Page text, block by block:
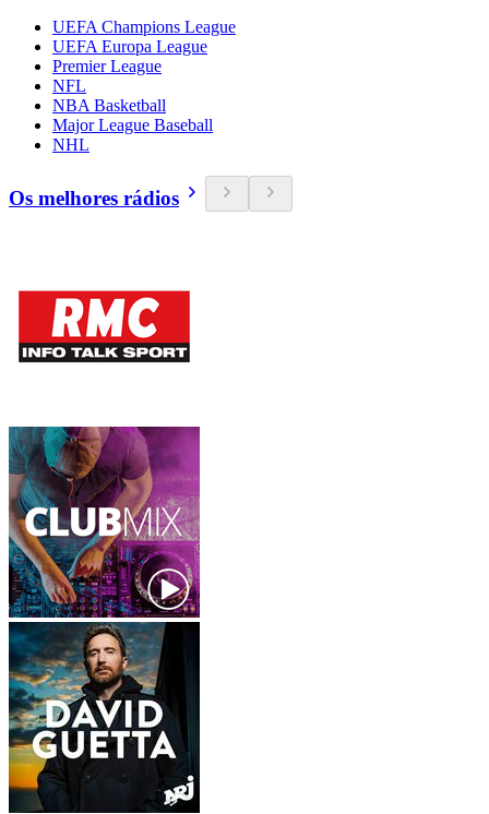
UEFA Champions League
UEFA Europa League
Premier League
NFL
NBA Basketball
Major League Baseball
NHL
Os melhores rádios